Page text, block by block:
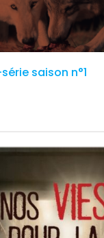
saison n°1